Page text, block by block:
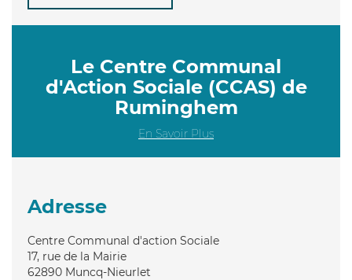
Le Centre Communal
d'Action Sociale (CCAS) de
Ruminghem
En Savoir Plus
Adresse
Centre Communal d'action Sociale
17, rue de la Mairie
62890 Muncq-Nieurlet